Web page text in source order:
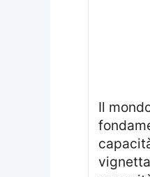
Il mondo del fumetto e dell’umorismo si arricchisce di un nuovo capitolo che rende omaggio a una figura